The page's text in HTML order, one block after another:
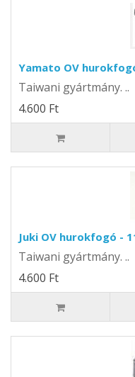
Yamato OV
Taiwani gyártmány. ..
4.600 Ft
Juki OV hurokfogó -
Taiwani gyártmány. ..
4.600 Ft